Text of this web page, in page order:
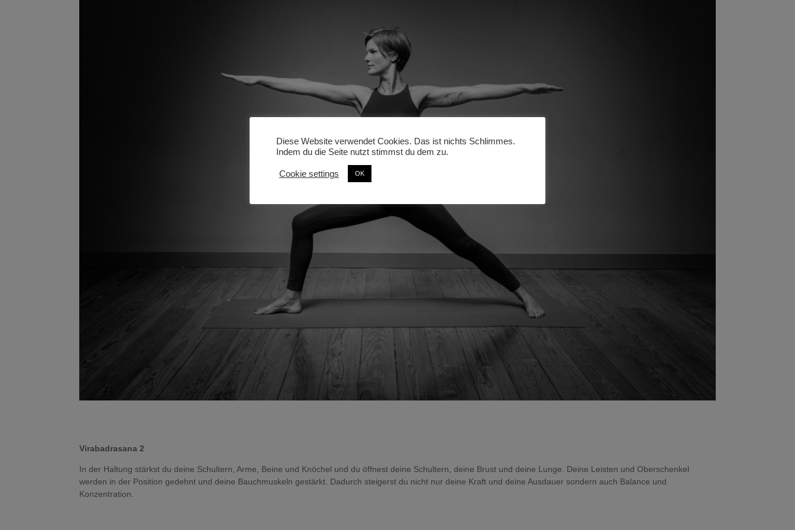
Virabadrasana 2
In der Haltung stärkst du deine Schultern, Arme, Beine und Knöchel und du öffnest deine Schultern, deine Brust und deine Lunge. Deine Leisten und Oberschenkel
werden in der Position gedehnt und deine Bauchmuskeln gestärkt. Dadurch steigerst du nicht nur deine Kraft und deine Ausdauer sondern auch Balance und
Konzentration.
Diese Website verwendet Cookies. Das ist nichts Schlimmes.
Indem du die Seite nutzt stimmst du dem zu.
Cookie settings OK